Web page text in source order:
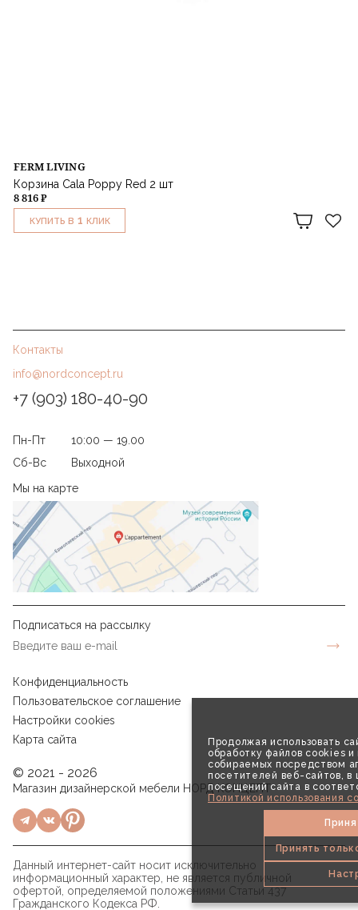
Продолжая использовать
обработку файлов cookies и
собираемых посредством
посетителей веб-сайтов, в
посещений сайта в
Политикой использования
Принять
FERM LIVING
Корзина Cala Poppy Red 2 шт
8 816 ₽
КУПИТЬ В 1 КЛИК
Контакты
info@nordconcept.ru
+7 (903) 180-40-90
Пн-Пт
10:00 — 19.00
Сб-Вс
Выходной
Мы на карте
Подписаться на рассылку
Конфиденциальность
Пользовательское соглашение
Настройки cookies
Карта сайта
© 2021 - 2026
Магазин дизайнерской мебели НОРД КОНЦЕПТ
Данный интернет-сайт носит исключительно
информационный характер, не является публичной
офертой, определяемой положениями Статьи 437
Гражданского Кодекса РФ.